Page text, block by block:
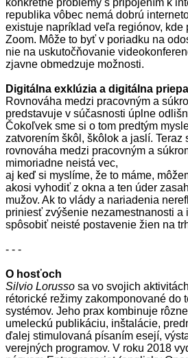
republika vôbec nemá dobrú
existuje napríklad veľa regiónov, kde
Zoom. Môže to byť v poriadku na
nie na uskutočňovanie
zjavne obmedzuje možnosti.
Digitálna exklúzia a digitálna
Rovnováha medzi pracovným a
predstavuje v súčasnosti úplne
Čokoľvek sme si o tom predtým
zatvorením škôl, škôlok a jaslí. Teraz
rovnováha medzi pracovným a
mimoriadne neistá vec,
aj keď si myslíme, že to máme,
akosi vyhodiť z okna a ten úder
mužov. Ak to vlády a nariadenia
priniesť zvýšenie nezamestnanosti a
spôsobiť neisté postavenie žien na
- - -
O hosťoch
Silvio Lorusso sa vo svojich
rétorické režimy zakomponované do
systémov. Jeho prax kombinuje
umeleckú publikáciu, inštalácie,
ďalej stimulovaná písaním esejí,
verejných programov. V roku 2018